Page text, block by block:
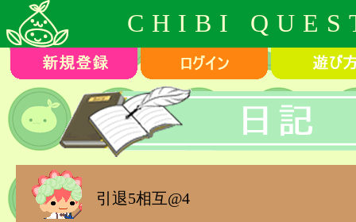
CHIBI
引退5相互@4